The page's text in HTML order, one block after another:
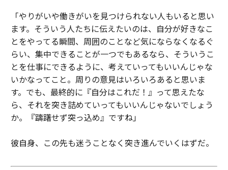
「やりがいや働きがいを見つけられない人もいると思い
ます。そういう人たちに伝えたいのは、自分が好きなこ
とをやってる瞬間、周囲のことなど気にならなくなるぐ
らい、集中できることが一つでもあるなら、そういうこ
とを仕事にできるように、考えていってもいいんじゃな
いかなってこと。周りの意見はいろいろあると思いま
す。でも、最終的に『自分はこれだ！』って思えたな
ら、それを突き詰めていってもいいんじゃないでしょう
か。『躊躇せず突っ込め』ですね」
彼自身、この先も迷うことなく突き進んでいくはずだ。